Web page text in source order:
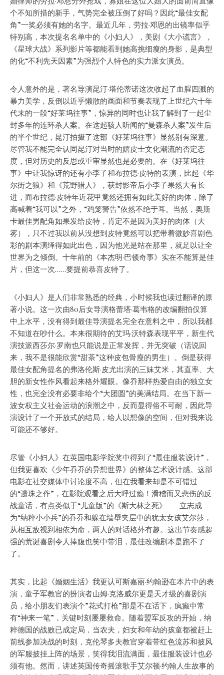
个不知所措的新手，气势完全被压倒了好吗？因此“最佳女配
角”一奖必须有她的名字。最近几年，劳拉·邓恩的出镜率似乎
特别高，本次提名名单中的《小妇人》，美剧《大小谎言》，
《星球大战》系列影片等都能看到她高挑细瘦的身影，是典型
的化“不利先天因素”为强烈个人特色的实力派女演员。
令人意外的是，著名导演昆汀·塔伦蒂诺这次收起了血腥四溅的
暴力美学，反倒以近乎懒散的画面和节奏表现了上世纪六十年
代末的一段“好莱坞往事”，惊异的同时也让我了解到了一起尘
封多年的连环杀人案。在这起骇人听闻的“曼森杀人案”发生后
的半个世纪，昆汀拍摄了这部《好莱坞往事》显然别有深意。
尽管我不能完全认同昆汀对当时的嬉皮士文化潮流的否定态
度，但对历史的反思或重审显然也是必要的。在《好莱坞往
事》中让我惊讶的还有小李子和布拉德·皮特的表演，比起《华
尔街之狼》和《荒野猎人》，获封影帝后小李子果然大有长
进，而布拉德·皮特年近花甲竟然还拥有如此美好的肉体，除了
高喊着“我可以”之外，“鸡笼警告”依然不绝于耳。当然，奥斯
卡最佳男配角如果发给皮特，肯定不是因为美好的肉体（大
雾），只不过我以前从没想到皮特竟然可以把带着微妙喜剧色
彩的剧本演绎得如此出色，因为他光是站在那里，就足以让全
世界为之倾倒。十年前的《本杰明·巴顿奇事》实在不能算是佳
片，但这一次……要提前恭喜皮特了。
《小妇人》是人们非常熟悉的经典，小时候我也读过翻译的原
著小说。这一次由80后女导演格蕾塔·葛韦格的改编翻拍仅算
中上水平，没有得到最佳导演提名完全在意料之中，所以我都
不知道在吵什么。本来很期待的艾玛·沃特森表现平平，新生代
演技派西莎尔·罗南也只能说是正常发挥，并无突破（话说回
来，我不是很能欣赏“甜茶”这种皮包骨瘦的男生）。倒是获得
最佳女配角提名的弗洛伦斯·皮尤出演的三妹艾米，其直率、大
胆的新女性作风看起来格外耀眼。像乔那样热爱自由的独立女
性，也完全没有必要非给个“大团圆”的美满结局。在当下新一
波女权主义社会运动的浪潮之中，反而显得俗不可耐，因此导
演设计了一个开放式的结局，给人以想像的空间，但对我来说
可能还不够好。
尽管《小妇人》在英国电影学院奖中得到了“最佳服装设计”，
但我更喜欢《少年乔乔的异想世界》的整体艺术设计感。这部
电影在社交媒体中讨论度不高，但在我看来却是不可错过
的“遗珠之作”，在影院观看之后大呼过瘾！滑稽而又悲伤的反
战童话，有点类似于“儿童版”的《斯大林之死》——立志成
为“纳粹小小兵”的乔乔和躲在墙壁夹层中的犹太女孩艾尔莎，
从相互敌视到相依为命，两人的对话格外有趣。这出节奏感超
强的荒诞喜剧令人捧腹也笑中带泪，最佳改编剧本是跑不了
了。
其实，比起《婚姻生活》我更认可斯嘉丽·约翰逊在本片中的表
演，童子军教官的扮演者山姆·克洛威尔更是天才级的喜剧演
员，给小朋友们表演个”花式打枪”那是不在话下，疯癫中常
有“神来一笔”，关键时刻屡屡救命。随着盟军反攻的开始，纳
粹德国的战败已成定局，当农夫，妇女和年幼的孩童都被赶上
前线参加决战的时刻，克伦琴多夫教官穿着带红色流苏和披风
的军服披挂上阵的场景，笑得我泪流满面，最佳服装设计也必
须有他。然而，讲述英国传奇摇滚歌手艾尔顿·约翰人生故事的